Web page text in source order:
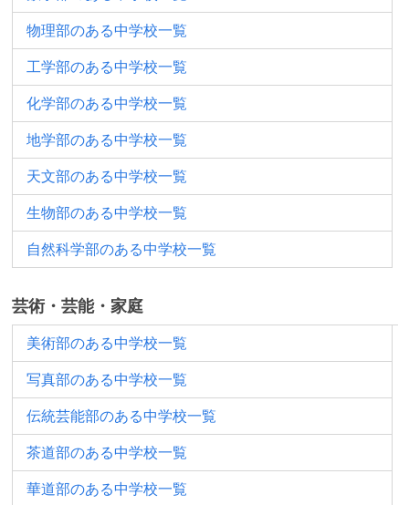
物理部のある中学校一覧
工学部のある中学校一覧
化学部のある中学校一覧
地学部のある中学校一覧
天文部のある中学校一覧
生物部のある中学校一覧
自然科学部のある中学校一覧
芸術・芸能・家庭
美術部のある中学校一覧
写真部のある中学校一覧
伝統芸能部のある中学校一覧
茶道部のある中学校一覧
華道部のある中学校一覧